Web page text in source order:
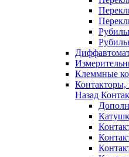
Клеммные
Контакторы,
Назад